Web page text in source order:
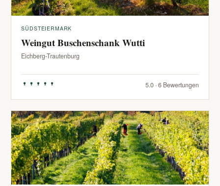
SÜDSTEIERMARK
Weingut Buschenschank Wutti
Eichberg-Trautenburg
5.0 · 6 Bewertungen